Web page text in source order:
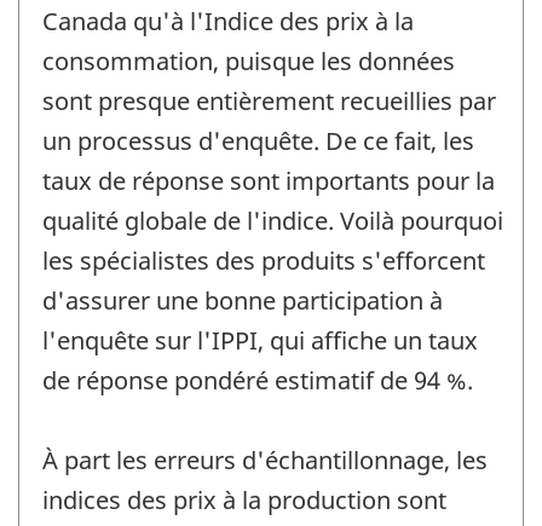
Canada qu'à l'Indice des prix à la
consommation, puisque les données
sont presque entièrement recueillies par
un processus d'enquête. De ce fait, les
taux de réponse sont importants pour la
qualité globale de l'indice. Voilà pourquoi
les spécialistes des produits s'efforcent
d'assurer une bonne participation à
l'enquête sur l'IPPI, qui affiche un taux
de réponse pondéré estimatif de 94 %.
À part les erreurs d'échantillonnage, les
indices des prix à la production sont